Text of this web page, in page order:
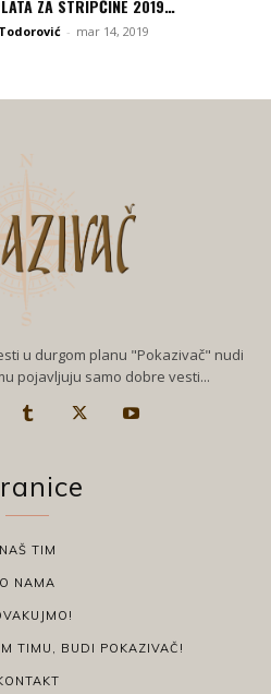
ZA STRIPČINE 2019…
- mar 14, 2019
u durgom planu "Pokazivač" nudi
pojavljuju samo dobre vesti...
NAŠ TIM
O NAMA
TIMU, BUDI POKAZIVAČ!